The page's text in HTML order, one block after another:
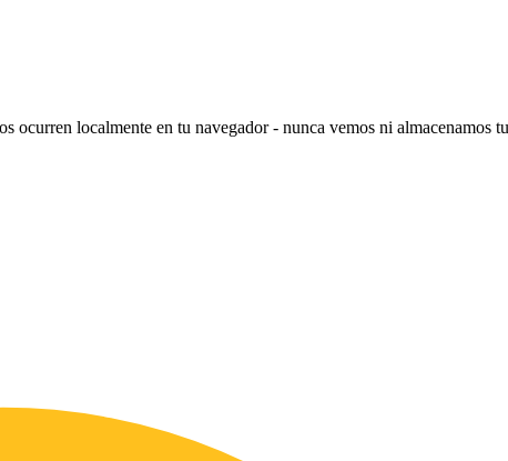
localmente en tu navegador - nunca vemos ni almacenamos